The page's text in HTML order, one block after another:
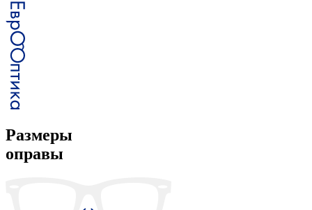
Размеры
оправы